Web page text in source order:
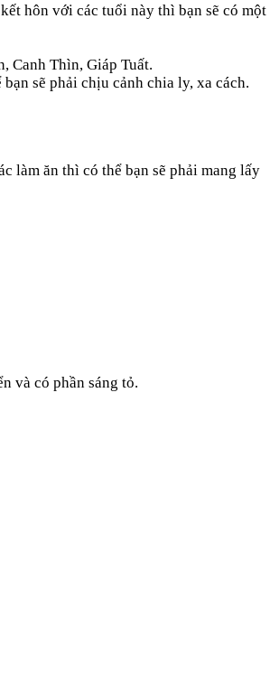
hôn với các tuổi này thì bạn sẽ có một
Canh Thìn, Giáp Tuất.
sẽ phải chịu cảnh chia ly, xa cách.
làm ăn thì có thể bạn sẽ phải mang lấy
và có phần sáng tỏ.